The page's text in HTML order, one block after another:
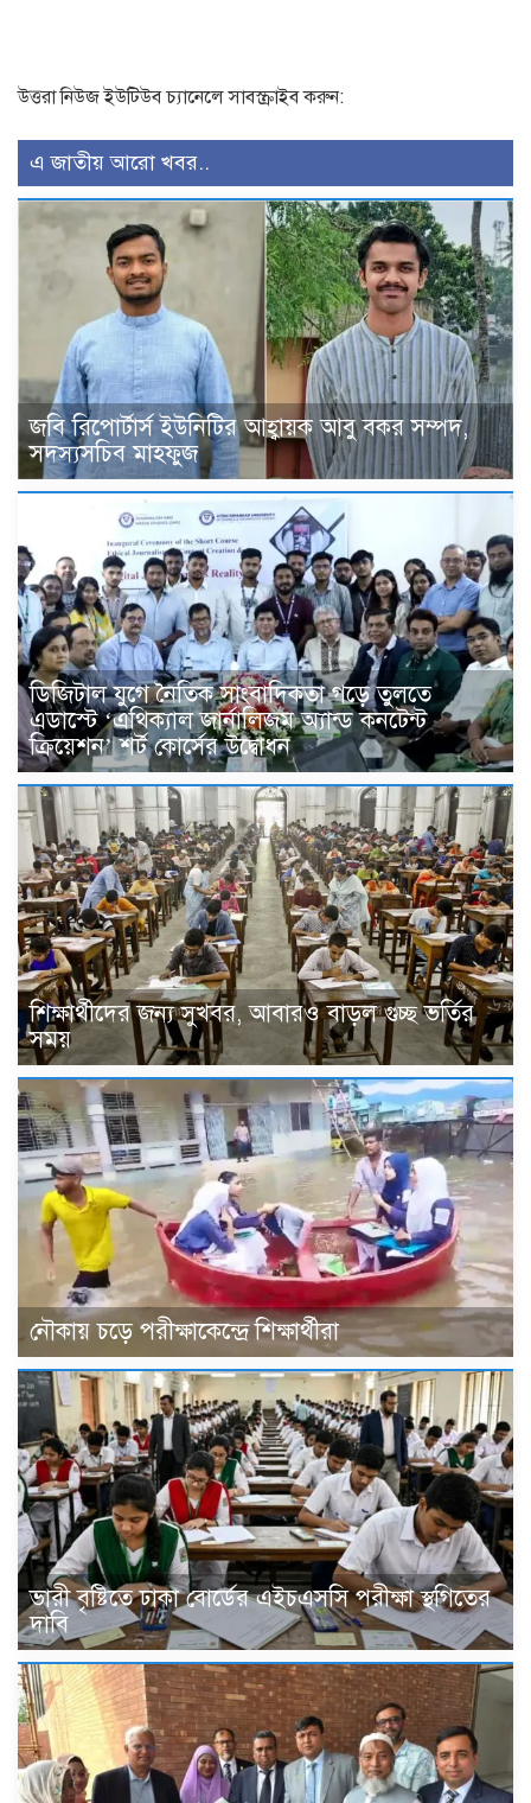
উত্তরা নিউজ ইউটিউব চ্যানেলে সাবস্ক্রাইব করুন:
এ জাতীয় আরো খবর..
জবি রিপোর্টার্স ইউনিটির আহ্বায়ক আবু বকর সম্পদ,
সদস্যসচিব মাহফুজ
ডিজিটাল যুগে নৈতিক সাংবাদিকতা গড়ে তুলতে
এডাস্টে ‘এথিক্যাল জার্নালিজম অ্যান্ড কনটেন্ট
ক্রিয়েশন’ শর্ট কোর্সের উদ্বোধন
শিক্ষার্থীদের জন্য সুখবর, আবারও বাড়ল গুচ্ছ ভর্তির
সময়
নৌকায় চড়ে পরীক্ষাকেন্দ্রে শিক্ষার্থীরা
ভারী বৃষ্টিতে ঢাকা বোর্ডের এইচএসসি পরীক্ষা স্থগিতের
দাবি